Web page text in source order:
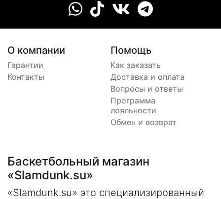
О компании
Гарантии
Контакты
Помощь
Как заказать
Доставка и оплата
Вопросы и ответы
Программа
лояльности
Обмен и возврат
Баскетбольный магазин
«Slamdunk.su»
«Slamdunk.su» это специализированный